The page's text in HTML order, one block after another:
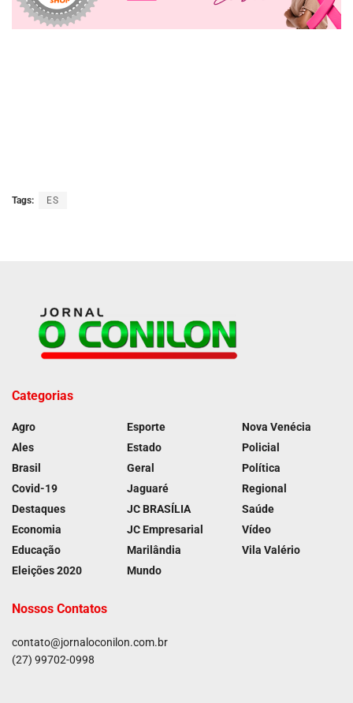
Tags: ES
Categorias
Agro
Ales
Brasil
Covid-19
Destaques
Economia
Educação
Eleições 2020
Esporte
Estado
Geral
Jaguaré
JC BRASÍLIA
JC Empresarial
Marilândia
Mundo
Nova Venécia
Policial
Política
Regional
Saúde
Vídeo
Vila Valério
Nossos Contatos
contato@jornaloconilon.com.br
(27) 99702-0998